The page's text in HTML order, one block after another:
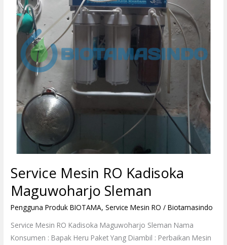
Service Mesin RO Kadisoka
Maguwoharjo Sleman
Pengguna Produk BIOTAMA,Service Mesin RO /Biotamasindo
Service Mesin RO Kadisoka Maguwoharjo Sleman Nama
Konsumen : Bapak Heru Paket Yang Diambil : Perbaikan Mesin
Maguwoharjo
Sleman